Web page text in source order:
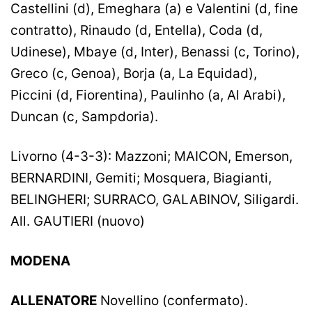
Castellini (d), Emeghara (a) e Valentini (d, fine
contratto), Rinaudo (d, Entella), Coda (d,
Udinese), Mbaye (d, Inter), Benassi (c, Torino),
Greco (c, Genoa), Borja (a, La Equidad),
Piccini (d, Fiorentina), Paulinho (a, Al Arabi),
Duncan (c, Sampdoria).
Livorno (4-3-3): Mazzoni; MAICON, Emerson,
BERNARDINI, Gemiti; Mosquera, Biagianti,
BELINGHERI; SURRACO, GALABINOV, Siligardi.
All. GAUTIERI (nuovo)
MODENA
ALLENATORE Novellino (confermato).